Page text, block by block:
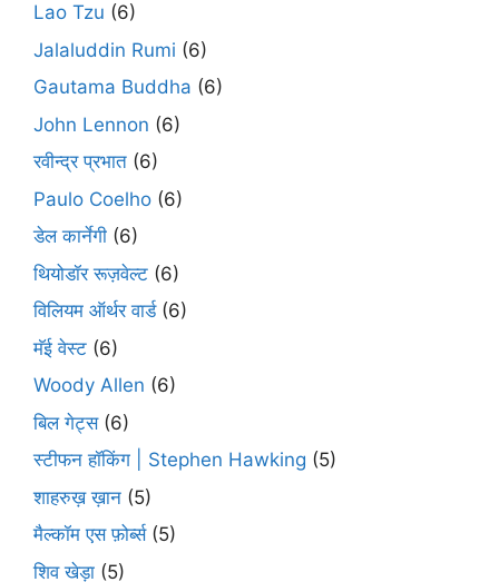
Lao Tzu (6)
Jalaluddin Rumi (6)
Gautama Buddha (6)
John Lennon (6)
रवीन्द्र प्रभात (6)
Paulo Coelho (6)
डेल कार्नेगी (6)
थियोडॉर रूज़वेल्ट (6)
विलियम ऑर्थर वार्ड(6)
मॅई वेस्ट (6)
Woody Allen (6)
बिल गेट्स(6)
स्टीफन हॉकिंग | Stephen Hawking (5)
शाहरुख़ ख़ान (5)
मैल्कॉम एस फ़ोर्ब्स(5)
शिव खेड़ा (5)